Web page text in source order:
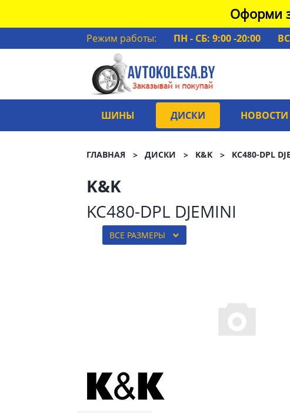
Оформи
Режим работы: ПН - СБ: 9:00 -20:00
ШИНЫ ДИСКИ НОВОСТИ
ГЛАВНАЯ ДИСКИ K&K KC480-DPL
K&K
KC480-DPL DJEMINI
ВСЕ РАЗМЕРЫ